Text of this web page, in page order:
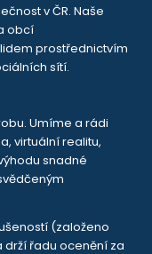
v ČR. Naše
obcí
prostřednictvím
sítí.
Umíme a rádi
virtuální realitu,
snadné
(založeno
drží řadu ocenění za